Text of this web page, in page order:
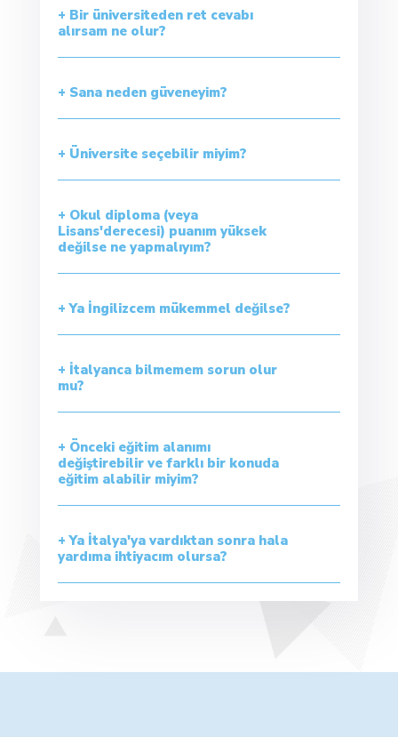
+ Bir üniversiteden ret cevabı
alırsam ne olur?
+ Sana neden güveneyim?
+ Üniversite seçebilir miyim?
+ Okul diploma (veya
Lisans'derecesi) puanım yüksek
değilse ne yapmalıyım?
+ Ya İngilizcem mükemmel değilse?
+ İtalyanca bilmemem sorun olur
mu?
+ Önceki eğitim alanımı
değiştirebilir ve farklı bir konuda
eğitim alabilir miyim?
+ Ya İtalya'ya vardıktan sonra hala
yardıma ihtiyacım olursa?